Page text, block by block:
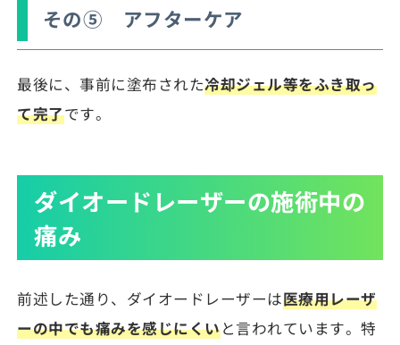
その⑤ アフターケア
最後に、事前に塗布された冷却ジェル等をふき取っ
て完了です。
ダイオードレーザーの施術中の
痛み
前述した通り、ダイオードレーザーは医療用レーザ
ーの中でも痛みを感じにくいと言われています。特